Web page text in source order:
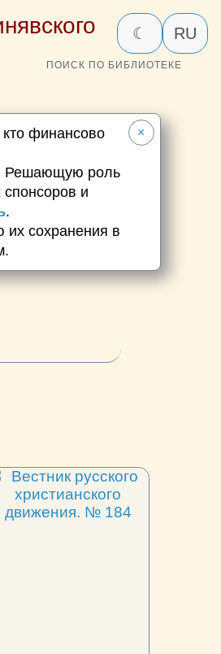
☾ RU
ПОИСК ПО БИБЛИОТЕКЕ
×
финансово
Решающую роль
и
.
сохранения в